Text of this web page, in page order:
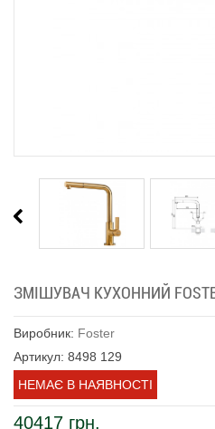
ЗМІШУВАЧ КУХОННИЙ
Виробник: Foster
Артикул: 8498 129
НЕМАЄ В НАЯВНОСТІ
40417 грн.